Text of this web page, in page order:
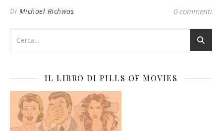
Di Michael Richwas 0 commenti
IL LIBRO DI PILLS OF MOVIES